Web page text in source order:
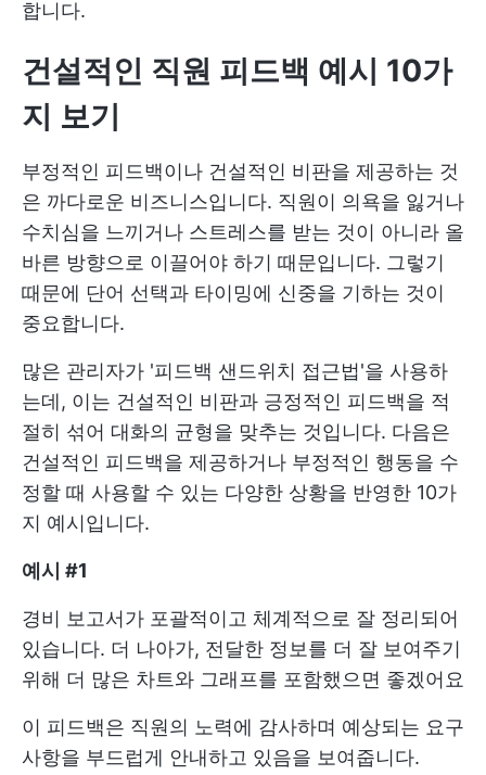
합니다.
건설적인 직원 피드백 예시 10가
지 보기
부정적인 피드백이나 건설적인 비판을 제공하는 것
은 까다로운 비즈니스입니다. 직원이 의욕을 잃거나
수치심을 느끼거나 스트레스를 받는 것이 아니라 올
바른 방향으로 이끌어야 하기 때문입니다. 그렇기
때문에 단어 선택과 타이밍에 신중을 기하는 것이
중요합니다.
많은 관리자가 '피드백 샌드위치 접근법'을 사용하
는데, 이는 건설적인 비판과 긍정적인 피드백을 적
절히 섞어 대화의 균형을 맞추는 것입니다. 다음은
건설적인 피드백을 제공하거나 부정적인 행동을 수
정할 때 사용할 수 있는 다양한 상황을 반영한 10가
지 예시입니다.
예시 #1
경비 보고서가 포괄적이고 체계적으로 잘 정리되어
있습니다. 더 나아가, 전달한 정보를 더 잘 보여주기
위해 더 많은 차트와 그래프를 포함했으면 좋겠어요
이 피드백은 직원의 노력에 감사하며 예상되는 요구
사항을 부드럽게 안내하고 있음을 보여줍니다.